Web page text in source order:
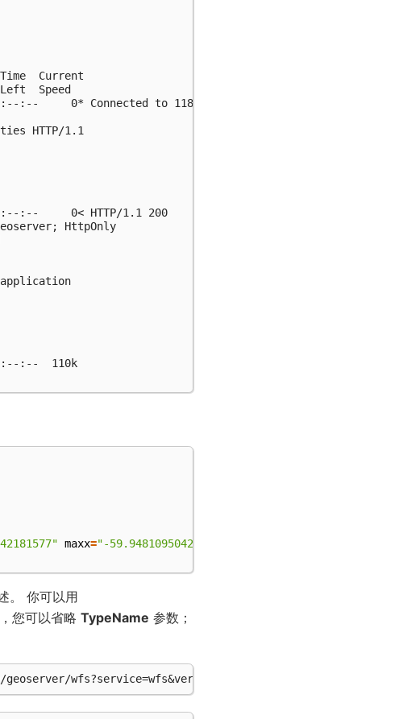
Current
Speed
:--     0* Connected to 118.190.135.194 (118.190.135.194)
HTTP/1.1
:--     0< HTTP/1.1 200
geoserver; HttpOnly
:--  110k
maxx="-59.94810950429127"
。 你可以用
您可以省略 TypeName 参数；